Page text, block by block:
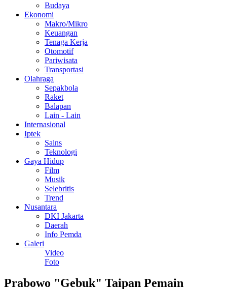
Budaya
Ekonomi
Makro/Mikro
Keuangan
Tenaga Kerja
Otomotif
Pariwisata
Transportasi
Olahraga
Sepakbola
Raket
Balapan
Lain - Lain
Internasional
Iptek
Sains
Teknologi
Gaya Hidup
Film
Musik
Selebritis
Trend
Nusantara
DKI Jakarta
Daerah
Info Pemda
Galeri
Video
Foto
Prabowo "Gebuk" Taipan Pemain